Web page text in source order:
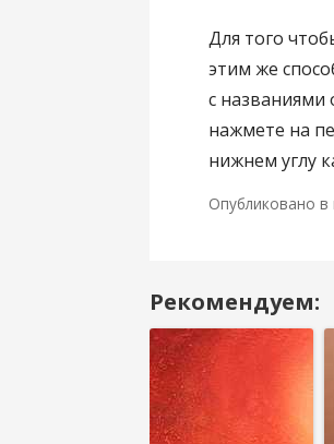
Для того
этим же
с названиями
нажмете на
нижнем углу
Опубликовано в
Навигация
в
посте
Рекомендуем: